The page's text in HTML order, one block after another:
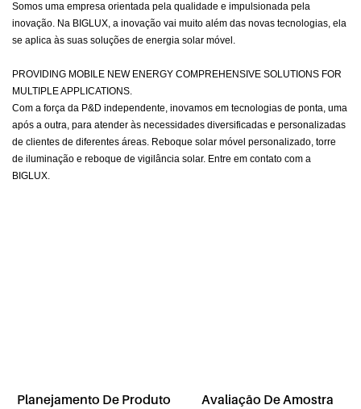
Somos uma empresa orientada pela qualidade e impulsionada pela
inovação. Na BIGLUX, a inovação vai muito além das novas tecnologias, ela
se aplica às suas soluções de energia solar móvel.
PROVIDING MOBILE NEW ENERGY COMPREHENSIVE SOLUTIONS FOR
MULTIPLE APPLICATIONS.
Com a força da P&D independente, inovamos em tecnologias de ponta, uma
após a outra, para atender às necessidades diversificadas e personalizadas
de clientes de diferentes áreas. Reboque solar móvel personalizado, torre
de iluminação e reboque de vigilância solar. Entre em contato com a
BIGLUX.
Planejamento De Produto Avaliação De Amostra